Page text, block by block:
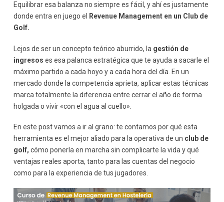
Análisis Continuo y Ajustes
Beneficios del Revenue Management en un Club de Golf
Mejora en la Experiencia del Cliente
Optimización de la Capacidad Operativa
Equilibrar esa balanza no siempre es fácil, y ahí es justamente
donde entra en juego el
Revenue Management en un Club de
Golf.
Lejos de ser un concepto teórico aburrido, la gestión de
ingresos es esa palanca estratégica que te ayuda a sacarle el
máximo partido a cada hoyo y a cada hora del día. En un
mercado donde la competencia aprieta, aplicar estas técnicas
marca totalmente la diferencia entre cerrar el año de forma
holgada o vivir «con el agua al cuello».
En este post vamos a ir al grano: te contamos por qué esta
herramienta es el mejor aliado para la operativa de un club de
golf, cómo ponerla en marcha sin complicarte la vida y qué
ventajas reales aporta, tanto para las cuentas del negocio
como para la experiencia de tus jugadores.